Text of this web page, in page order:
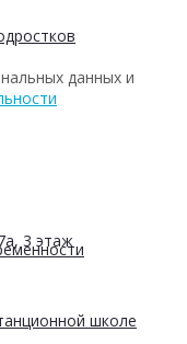
школе
данных и
3 этаж